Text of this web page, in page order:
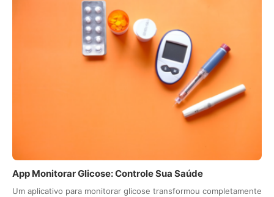
App Monitorar Glicose: Controle Sua Saúde
Um aplicativo para monitorar glicose transformou completamente